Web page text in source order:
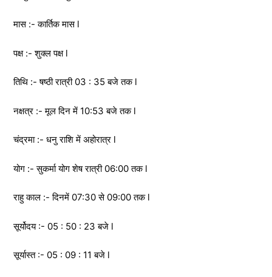
मास :- कार्तिक मास l
पक्ष :- शुक्ल पक्ष l
तिथि :- षष्ठी रात्री 03 : 35 बजे तक l
नक्षत्र :- मूल दिन में 10:53 बजे तक l
चंद्रमा :- धनु राशि में अहोरात्र l
योग :- सुकर्मा योग शेष रात्री 06:00 तक l
राहु काल :- दिनमें 07:30 से 09:00 तक l
सूर्योदय :- 05 : 50 : 23 बजे l
सूर्यास्त :- 05 : 09 : 11 बजे l